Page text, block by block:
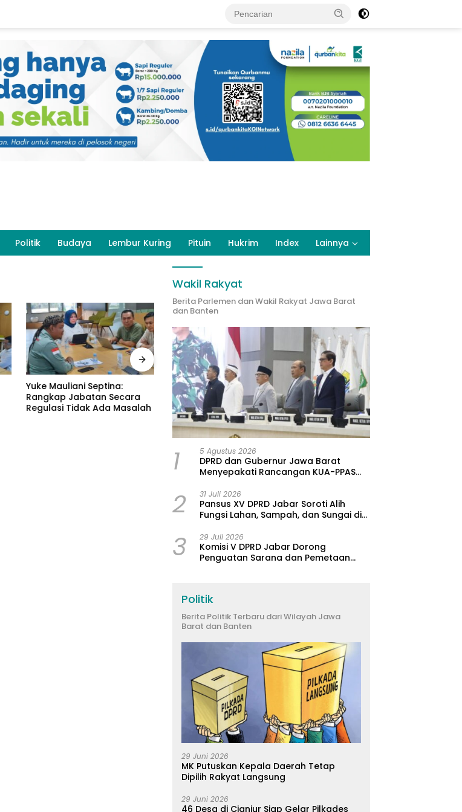
Politik Budaya Lembur Kuring Pituin Hukrim Index Lainnya
Yuke Mauliani Septina:
Rangkap Jabatan Secara
Regulasi Tidak Ada Masalah
Penguatan Kompetensi
Psikolog Klinis, Sekda Jabar:
Petugas Harus Datangi
Masyarakat
Kualitas Udara Memburuk,
DLH Jabar
Beberkan Tambang Citatah
Lampaui Baku Mutu
Wakil Rakyat
Berita Parlemen dan Wakil Rakyat Jawa Barat
dan Banten
1 5 Agustus 2026
DPRD dan Gubernur Jawa Barat
Menyepakati Rancangan KUA-PPAS
2 31 Juli 2026
Pansus XV DPRD Jabar Soroti Alih
Fungsi Lahan, Sampah, dan Sungai di
3 29 Juli 2026
Komisi V DPRD Jabar Dorong
Penguatan Sarana dan Pemetaan
Politik
Berita Politik Terbaru dari Wilayah Jawa
Barat dan Banten
29 Juni 2026
MK Putuskan Kepala Daerah Tetap
Dipilih Rakyat Langsung
29 Juni 2026
46 Desa di Cianjur Siap Gelar Pilkades